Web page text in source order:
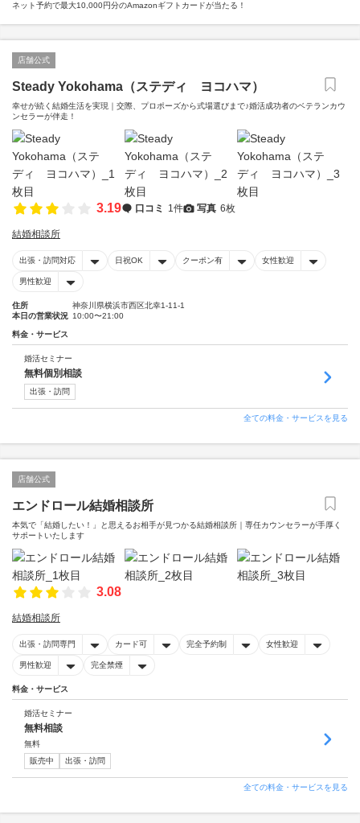
ネット予約で最大10,000円分のAmazonギフトカードが当たる！
店舗公式
Steady Yokohama（ステディ ヨコハマ）
幸せが続く結婚生活を実現｜交際、プロポーズから式場選びまで♪婚活成功者のベテランカウ
ンセラーが伴走！
3.19 口コミ 1件 写真 6枚
結婚相談所
出張・訪問対応 日祝OK クーポン有 女性歓迎
男性歓迎
住所
神奈川県横浜市西区北幸1-11-1
本日の営業状況 10:00〜21:00
料金・サービス
婚活セミナー
無料個別相談
出張・訪問
全ての料金・サービスを見る
店舗公式
エンドロール結婚相談所
本気で「結婚したい！」と思えるお相手が見つかる結婚相談所｜専任カウンセラーが手厚く
サポートいたします
3.08
結婚相談所
出張・訪問専門 カード可 完全予約制 女性歓迎
男性歓迎 完全禁煙
料金・サービス
婚活セミナー
無料相談
無料
販売中
出張・訪問
全ての料金・サービスを見る